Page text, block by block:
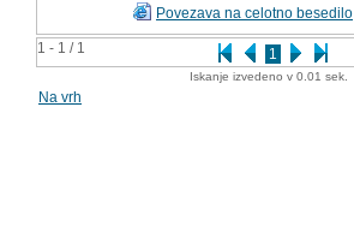
1 - 1 / 1 1
Povezava na celotno besedilo
Iskanje izvedeno v 0.01 sek.
Na vrh